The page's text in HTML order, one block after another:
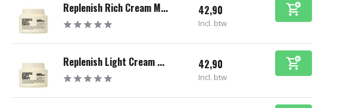
Replenish Rich Cream M... 42,90
Incl. btw
Replenish Light Cream ... 42,90
Incl. btw